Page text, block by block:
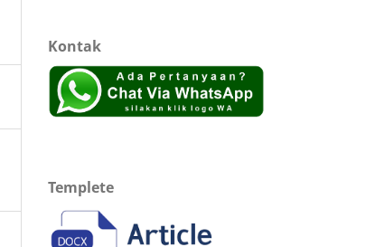
Kontak
Templete